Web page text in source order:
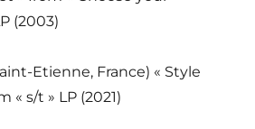
(2003)
Etienne, France) « Style
« s/t » LP (2021)